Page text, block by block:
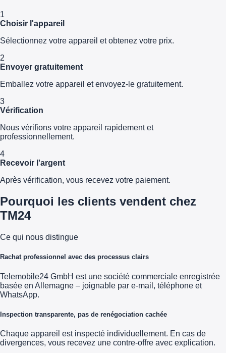
1
Choisir l'appareil
Sélectionnez votre appareil et obtenez votre prix.
2
Envoyer gratuitement
Emballez votre appareil et envoyez-le gratuitement.
3
Vérification
Nous vérifions votre appareil rapidement et
professionnellement.
4
Recevoir l'argent
Après vérification, vous recevez votre paiement.
Pourquoi les clients vendent chez
TM24
Ce qui nous distingue
Rachat professionnel avec des processus clairs
Telemobile24 GmbH est une société commerciale enregistrée
basée en Allemagne – joignable par e-mail, téléphone et
WhatsApp.
Inspection transparente, pas de renégociation cachée
Chaque appareil est inspecté individuellement. En cas de
divergences, vous recevez une contre-offre avec explication.